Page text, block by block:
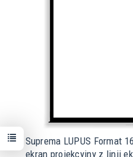
Suprema LUPUS Format
ekran projekcyjny z linii